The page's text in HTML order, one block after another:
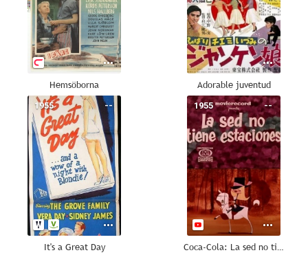
Hemsöborna Adorable juventud
--
1955
It's a Great Day
--
1955
Coca-Cola: La sed no tiene estaciones